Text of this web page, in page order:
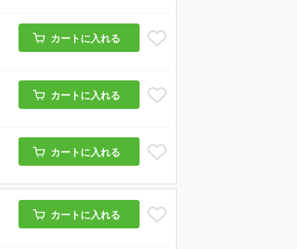
カートに入れる
カートに入れる
カートに入れる
カートに入れる